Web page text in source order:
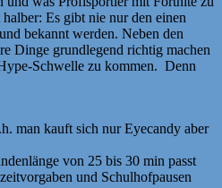
Es gibt nie nur den einen
bekannt werden. Neben den
Dinge grundlegend richtig machen
Schwelle zu kommen. Denn
man kauft sich nur Eyecandy aber
von 25 bis 30 min passt
und Schulhofpausen